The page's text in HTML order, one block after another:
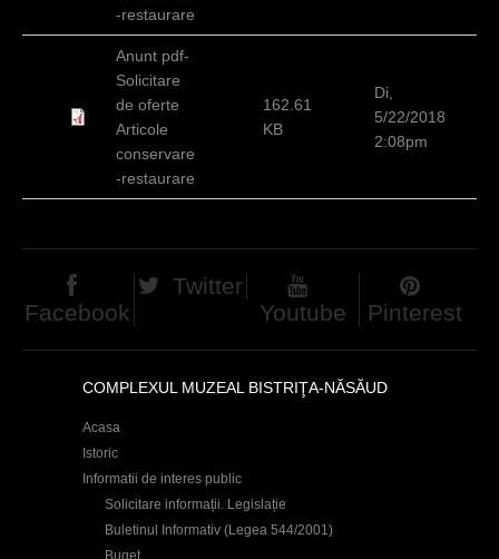
r
-restaurare
Anunt pdf-
Solicitare
de oferte
Articole
conservare
-restaurare
162.61
KB
Di,
5/22/2018
2:08pm
Facebook
Twitter
Youtube
Pinterest
COMPLEXUL MUZEAL BISTRIŢA-NĂSĂUD
Acasa
Istoric
Informatii de interes public
Solicitare informații. Legislație
Buletinul Informativ (Legea 544/2001)
Buget